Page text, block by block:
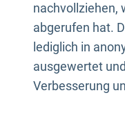
nachvollziehen,
abgerufen hat.
lediglich in
ausgewertet
Verbesserung